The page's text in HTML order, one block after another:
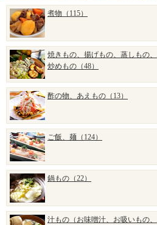
煮物（115）
焼きもの、揚げもの、蒸しもの、
炒めもの（48）
酢の物、あえもの（13）
ご飯、麺（124）
鍋もの（22）
汁もの（お味噌汁、お吸いもの、